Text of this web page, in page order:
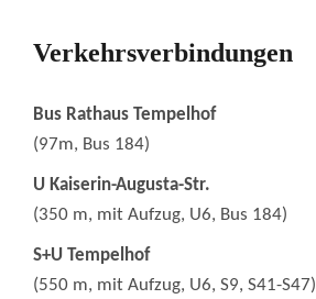
Verkehrsverbindungen
Bus Rathaus Tempelhof
(97m, Bus 184)
U Kaiserin-Augusta-Str.
(350 m, mit Aufzug, U6, Bus 184)
S+U Tempelhof
(550 m, mit Aufzug, U6, S9, S41-S47)